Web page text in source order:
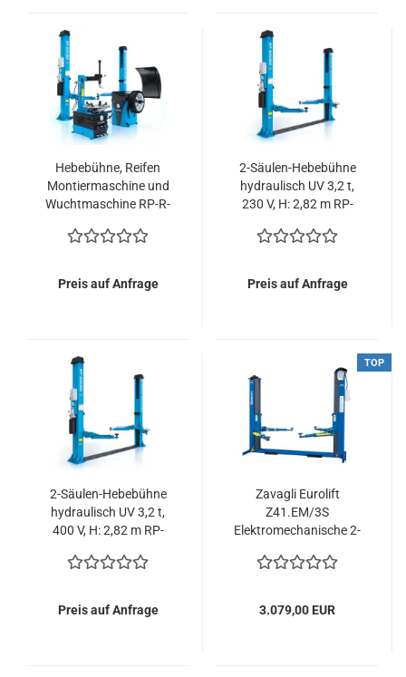
Hebebühne, Reifen
Montiermaschine und
Wuchtmaschine RP-R-
R-U200PN-400V1S und
Preis auf Anfrage
2-Säulen-Hebebühne
hydraulisch UV 3,2 t,
230 V, H: 2,82 m RP-
Preis auf Anfrage
2-Säulen-Hebebühne
hydraulisch UV 3,2 t,
400 V, H: 2,82 m RP-
Preis auf Anfrage
TOP
Zavagli Eurolift
Z41.EM/3S
Elektromechanische 2-
2700kg
3.079,00 EUR